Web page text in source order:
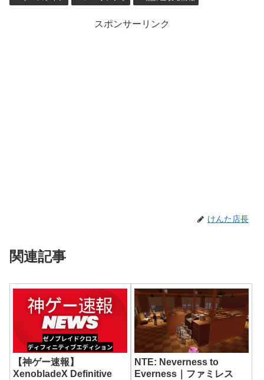
スポンサーリンク
けんた店長
関連記事
【神ゲー速報】
XenobladeX Definitive
NTE: Neverness to
Everness｜ファミレス